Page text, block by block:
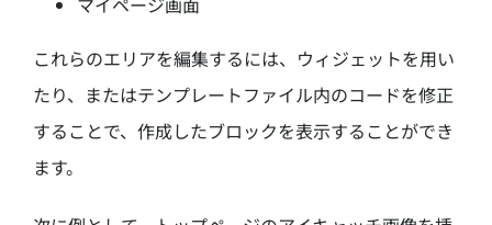
これらのエリアを編集するには、ウィジェットを用い
たり、またはテンプレートファイル内のコードを修正
することで、作成したブロックを表示することができ
ます。